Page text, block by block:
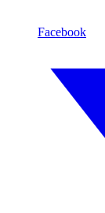
Facebook